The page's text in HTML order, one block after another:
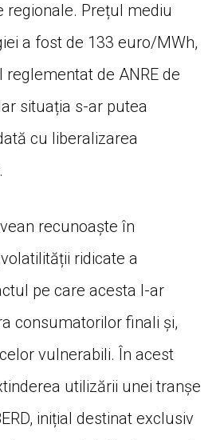
regionale. Prețul mediu
a fost de 133 euro/MWh,
de ANRE de
situația s-ar putea
cu liberalizarea
recunoaște în
ridicate a
pe care acesta l-ar
consumatorilor finali și,
vulnerabili. În acest
utilizării unei tranșe
inițial destinat exclusiv